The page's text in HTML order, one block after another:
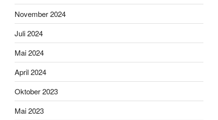
November 2024
Juli 2024
Mai 2024
April 2024
Oktober 2023
Mai 2023